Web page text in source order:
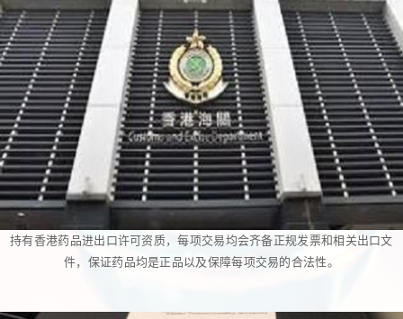
持有香港药品进出口许可资质，每项交易均会齐备正规发票和相关出口文
件，保证药品均是正品以及保障每项交易的合法性。